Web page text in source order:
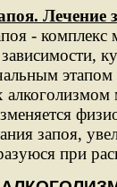
Лечение
- комплекс
запоя,
при